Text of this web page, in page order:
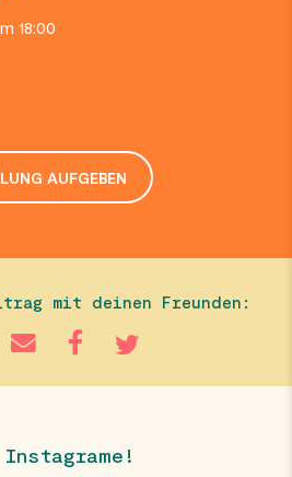
18:00
AUFGEBEN
mit deinen Freunden: